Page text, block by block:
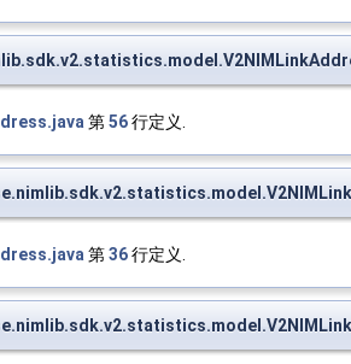
第56行定义.
第36行定义.